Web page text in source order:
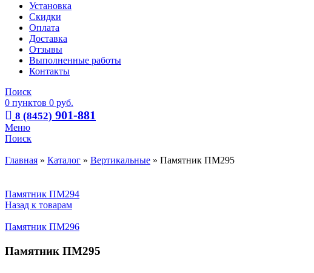
Установка
Скидки
Оплата
Доставка
Отзывы
Выполненные работы
Контакты
Поиск
0 пунктов 0 руб.
8 (8452) 901-881
Меню
Поиск
Главная » Каталог » Вертикальные » Памятник ПМ295
Памятник ПМ294
Назад к товарам
Памятник ПМ296
Памятник ПМ295